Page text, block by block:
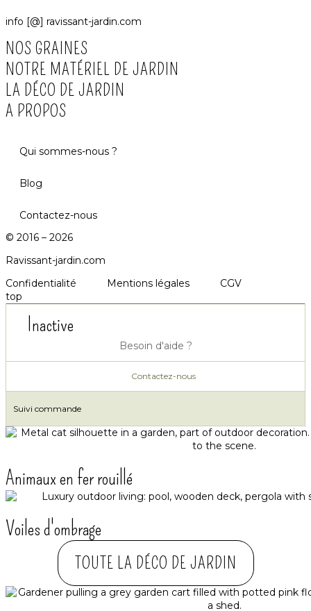
info [@] ravissant-jardin.com
NOS GRAINES
NOTRE MATÉRIEL DE JARDIN
LA DÉCO DE JARDIN
A PROPOS
Qui sommes-nous ?
Blog
Contactez-nous
© 2016 – 2026
Ravissant-jardin.com
Confidentialité
Mentions légales
CGV
top
Inactive
Besoin d'aide ?
Contactez-nous
Suivi commande
Animaux en fer rouillé
Voiles d'ombrage
TOUTE LA DÉCO DE JARDIN